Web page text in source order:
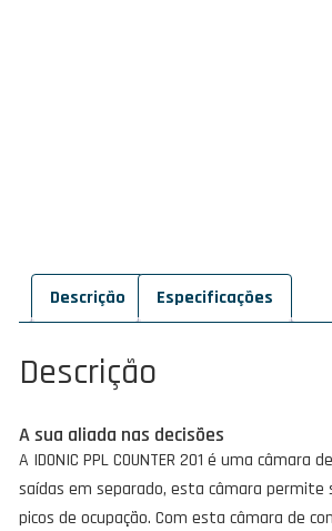
Descrição Especificações
Descrição
A sua aliada nas decisões
A IDONIC PPL COUNTER 201 é uma
saídas em separado, esta câmara
picos de ocupação. Com esta câmara de